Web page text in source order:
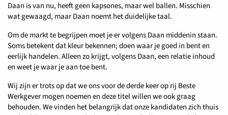
Daan is van nu, heeft geen kapsones, maar wel ballen. Misschien
wat gewaagd, maar Daan noemt het duidelijke taal.
Om de markt te begrijpen moet je er volgens Daan middenin staan.
Soms betekent dat kleur bekennen; doen waar je goed in bent en
eerlijk handelen. Alleen zo krijgt, volgens Daan, een relatie inhoud
en weet je waar je aan toe bent.
Wij zijn er trots op dat we ons voor de derde keer op rij Beste
Werkgever mogen noemen en deze titel willen we ook graag
behouden. We vinden het belangrijk dat onze kandidaten zich thuis